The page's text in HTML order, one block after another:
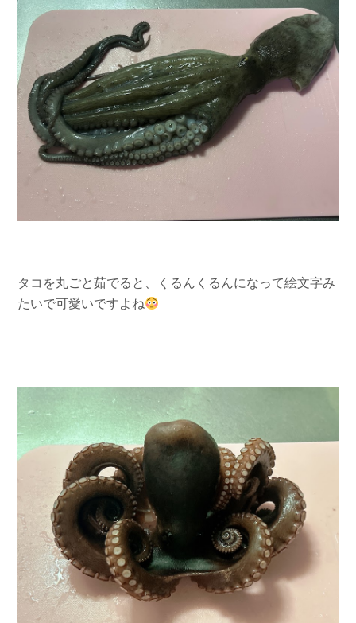
タコを丸ごと茹でると、くるんくるんになって絵文字み
たいで可愛いですよね